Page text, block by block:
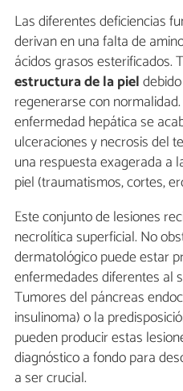
Las diferentes deficiencias
derivan en una falta de
ácidos grasos esterificados.
estructura de la piel
regenerarse con
enfermedad hepática se
ulceraciones y necrosis del
una respuesta exagerada a
piel (traumatismos, cortes,
Este conjunto de lesiones
necrolítica superficial. No
dermatológico puede estar
enfermedades diferentes al
Tumores del páncreas
insulinoma) o la
pueden producir estas
diagnóstico a fondo para
a ser crucial.